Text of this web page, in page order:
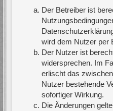
Der Betreiber ist
wird dem Nutzer per
Der Nutzer ist
widersprechen. Im
erlischt das
Nutzer bestehende
sofortiger Wirkung.
Die Änderungen